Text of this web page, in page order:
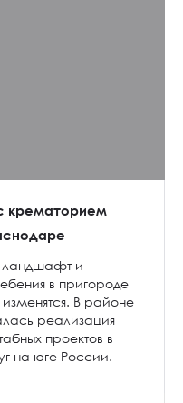
крематорием
ландшафт и
в пригороде
В районе
реализация
проектов в
на юге России.